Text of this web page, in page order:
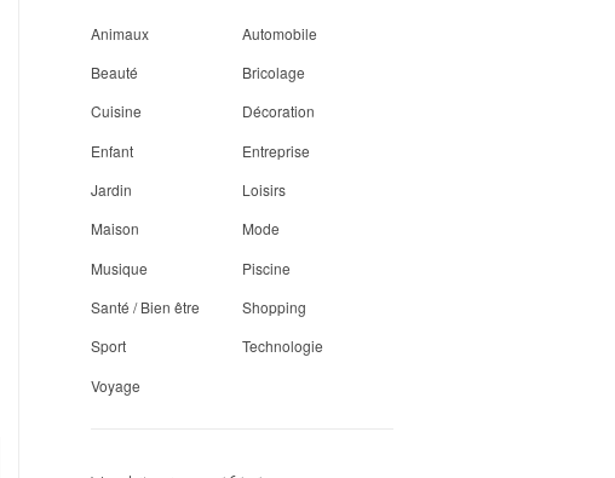
Animaux
Automobile
Beauté
Bricolage
Cuisine
Décoration
Enfant
Entreprise
Jardin
Loisirs
Maison
Mode
Musique
Piscine
Santé / Bien être
Shopping
Sport
Technologie
Voyage